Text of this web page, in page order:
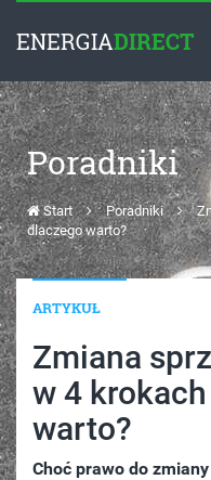
ENERGIADIRECT
Poradniki
Start Poradniki
dlaczego warto?
ARTYKUŁ
Zmiana
w 4
warto?
Choć prawo do